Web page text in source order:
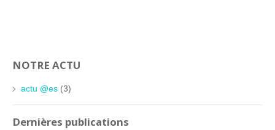
NOTRE ACTU
actu @es (3)
Dernières publications